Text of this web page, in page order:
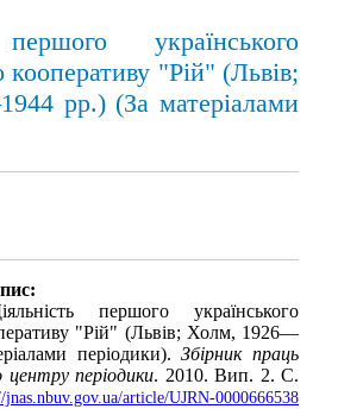
українського
кооперативу "Рій" (Львів;
рр.) (За матеріалами
першого українського
"Рій" (Львів; Холм, 1926—
періодики).Збірник праць
центру періодики. 2010. Вип. 2. С.
jnas.nbuv.gov.ua/article/UJRN-0000666538